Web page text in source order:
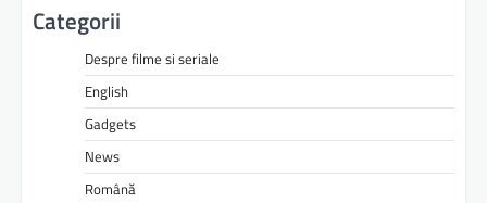
Categorii
Despre filme si seriale
English
Gadgets
News
Română